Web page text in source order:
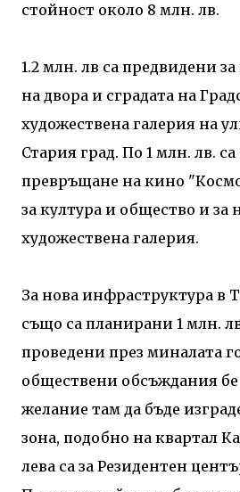
стойност около 8 млн. лв.
1.2 млн. лв са предвидени
на двора и сградата на
художествена галерия на
Стария град. По 1 млн. лв.
превръщане на кино
за култура и общество и за
художествена галерия.
За нова инфраструктура в
също са планирани 1 млн.
проведени през миналата
обществени обсъждания бе
желание там да бъде
зона, подобно на квартал
лева са за Резидентен